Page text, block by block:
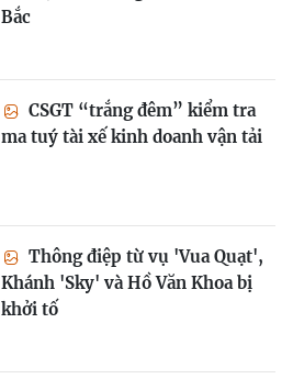
Bắc
CSGT “trắng đêm” kiểm tra
ma tuý tài xế kinh doanh vận tải
Thông điệp từ vụ 'Vua Quạt',
Khánh 'Sky' và Hồ Văn Khoa bị
khởi tố